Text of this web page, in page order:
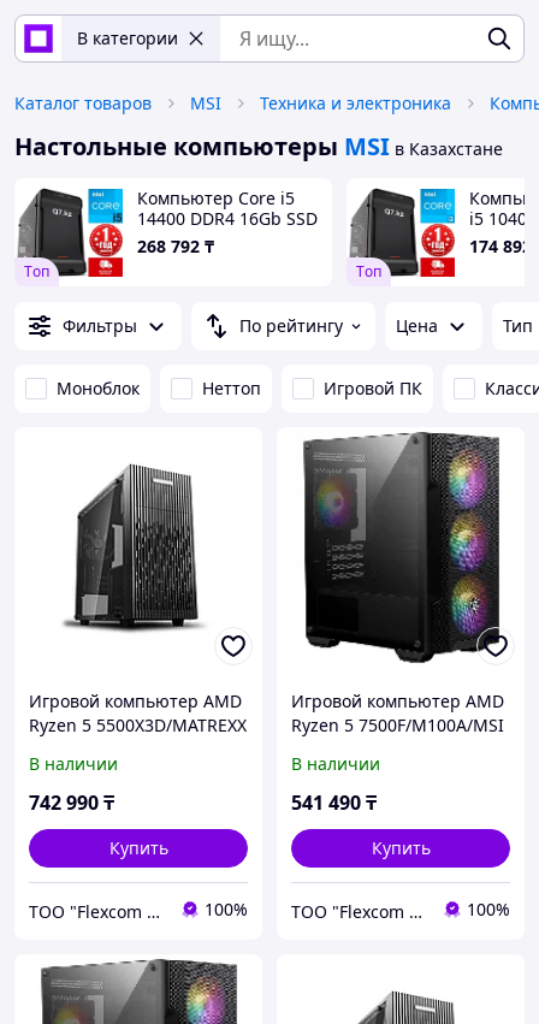
В категории
Каталог товаров MSI Техника и электроника
Настольные компьютеры MSI в Казахстане
Tоп
Компьютер Core i5
14400 DDR4 16Gb SSD
256Gb
268 792 ₸
Tоп
i5
SSD
11
174 892
Фильтры По рейтингу Цена Тип
Моноблок Неттоп Игровой ПК
Игровой компьютер AMD
Ryzen 5 5500X3D/MATREXX
SSD Kingston/16GB DDR5
5600MHz/RTX
В наличии
742 990₸
Купить
ТОО "Flexcom LTD" 100%
Игровой компьютер AMD
Ryzen 5 7500F/M100A/MSI
MSI/16GB DDR5
5600MHz/RTX5050/650W
В наличии
541 490₸
Купить
ТОО "Flexcom LTD" 100%